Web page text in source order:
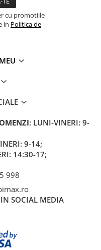
cu promotiile
in Politica de
: LUNI-VINERI: 9-
9-14;
14:30-17;
998
SOCIAL MEDIA